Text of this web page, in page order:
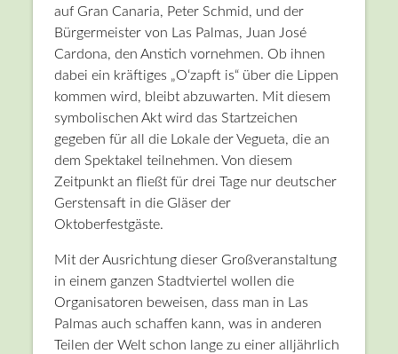
auf Gran Canaria, Peter Schmid, und der
Bürgermeister von Las Palmas, Juan José
Cardona, den Anstich vornehmen. Ob ihnen
dabei ein kräftiges „O‘zapft is“ über die Lippen
kommen wird, bleibt abzuwarten. Mit diesem
symbolischen Akt wird das Startzeichen
gegeben für all die Lokale der Vegueta, die an
dem Spektakel teilnehmen. Von diesem
Zeitpunkt an fließt für drei Tage nur deutscher
Gerstensaft in die Gläser der
Oktoberfestgäste.
Mit der Ausrichtung dieser Großveranstaltung
in einem ganzen Stadtviertel wollen die
Organisatoren beweisen, dass man in Las
Palmas auch schaffen kann, was in anderen
Teilen der Welt schon lange zu einer alljährlich